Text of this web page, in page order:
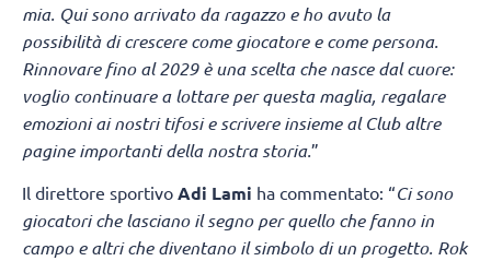
mia. Qui sono arrivato da ragazzo e ho avuto la
possibilità di crescere come giocatore e come persona.
Rinnovare fino al 2029 è una scelta che nasce dal cuore:
voglio continuare a lottare per questa maglia, regalare
emozioni ai nostri tifosi e scrivere insieme al Club altre
pagine importanti della nostra storia.”
Il direttore sportivo Adi Lami ha commentato: “Ci sono
giocatori che lasciano il segno per quello che fanno in
campo e altri che diventano il simbolo di un progetto. Rok